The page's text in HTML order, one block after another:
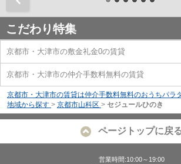
こだわり特集
京都市・大津市の敷金礼金0の賃貸
京都市・大津市の仲介手数料無料の賃貸
京都市・大津市の賃貸は仲介手数料無料のおうちパラ
地域から探す > 京都市山科区 > セジュールひのき
ページトップに戻
営業時間:10:00～19:00